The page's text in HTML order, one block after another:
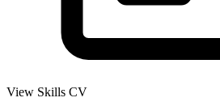
View Skills CV